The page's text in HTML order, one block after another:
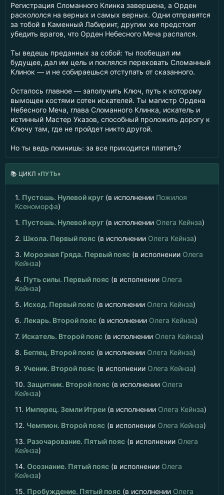
Регистрация Сломанного Клинка завершена, а Орден
раскололся на верных и самых верных. Одни отправятся
за тобой в Каменный Лабиринт, другим же предстоит
убедить врагов, что Орден Небесного Меча распался.
Ты ведешь преданных за собой: ты пообещал им
будущее, дал им цель и поклялся перековать Сломанный
Клинок — и не собираешься отступать от сказанного.
Осталось главное — заполучить Ключ, путь к которому
вымощен костями сотен искателей. Ты магистр Ордена
Небесного Меча, глава Сломанного Клинка, искатель и
истинный Мастер Указов, способный проложить дорогу к
Ключу там, где не пройдет никто другой.
Но ты ведь помнишь: за все приходится платить?
📚 ЦИКЛ «ПУТЬ»
1. Пустошь. Нулевой круг (в исполнении Пожилоя
Ксеноморфа)
1. Пустошь. Нулевой круг (в исполнении Олега Кейнза)
2. Школа. Первый пояс (в исполнении Олега Кейнза)
3. Морозная Гряда. Первый пояс (в исполнении Олега
Кейнза)
4. Путь силы. Первый пояс (в исполнении Олега
Кейнза)
5. Исход. Первый пояс (в исполнении Олега Кейнза)
6. Лекарь. Второй пояс (в исполнении Олега Кейнза)
7. Искатель. Второй пояс (в исполнении Олега Кейнза)
8. Беглец. Второй пояс (в исполнении Олега Кейнза)
9. Ученик. Второй пояс (в исполнении Олега Кейнза)
10. Защитник. Второй пояс (в исполнении Олега
Кейнза)
11. Имперец. Земли Итреи (в исполнении Олега Кейнза)
12. Чемпион. Второй пояс (в исполнении Олега Кейнза)
13. Разочарование. Пятый пояс (в исполнении Олега
Кейнза)
14. Осознание. Пятый пояс (в исполнении Олега
Кейнза)
15. Пробуждение. Пятый пояс (в исполнении Олега